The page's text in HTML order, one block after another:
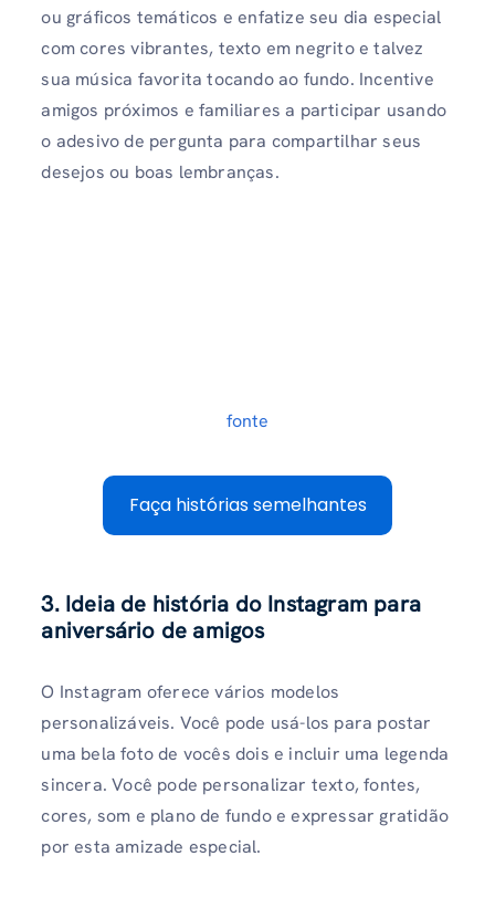
ou gráficos temáticos e enfatize seu dia especial
com cores vibrantes, texto em negrito e talvez
sua música favorita tocando ao fundo. Incentive
amigos próximos e familiares a participar usando
o adesivo de pergunta para compartilhar seus
desejos ou boas lembranças.
fonte
Faça histórias semelhantes
3. Ideia de história do Instagram para
aniversário de amigos
O Instagram oferece vários modelos
personalizáveis. Você pode usá-los para postar
uma bela foto de vocês dois e incluir uma legenda
sincera. Você pode personalizar texto, fontes,
cores, som e plano de fundo e expressar gratidão
por esta amizade especial.